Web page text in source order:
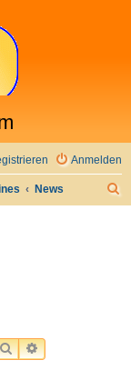
Anmelden
News
SUCHEERWEITERTE